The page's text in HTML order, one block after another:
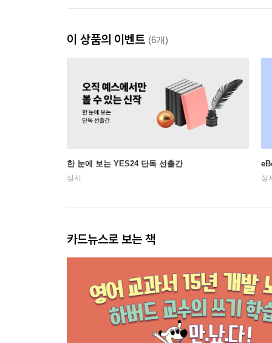
이 상품의 이벤트 (6개)
한 눈에 보는 YES24 단독 선출간
상시 상
카드뉴스로 보는 책